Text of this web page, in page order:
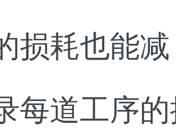
损耗也能减
每道工序的